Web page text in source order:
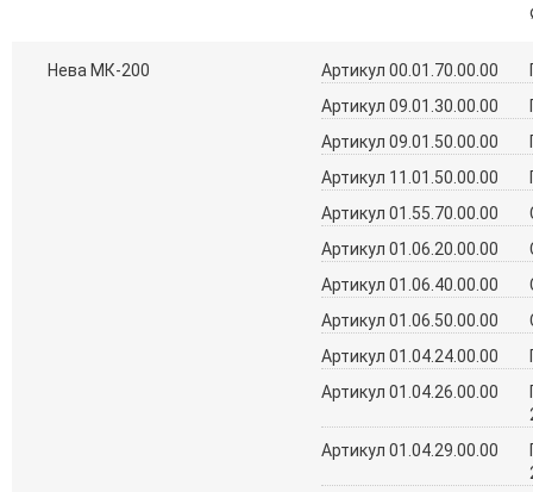
Нева МК-200 Артикул 00.01.70.00.00
Артикул 09.01.30.00.00
Артикул 09.01.50.00.00
Артикул 11.01.50.00.00
Артикул 01.55.70.00.00
Артикул 01.06.20.00.00
Артикул 01.06.40.00.00
Артикул 01.06.50.00.00
Артикул 01.04.24.00.00
Артикул 01.04.26.00.00
Артикул 01.04.29.00.00